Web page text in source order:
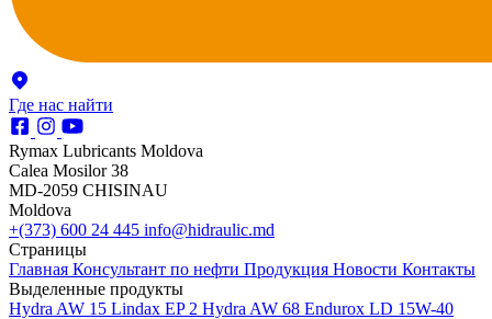
Где нас найти
Rymax Lubricants Moldova
Calea Mosilor 38
MD-2059 CHISINAU
Moldova
+(373) 600 24 445 info@hidraulic.md
Страницы
Главная Консультант по нефти Продукция Новости Контакты
Выделенные продукты
Hydra AW 15 Lindax EP 2 Hydra AW 68 Endurox LD 15W-40